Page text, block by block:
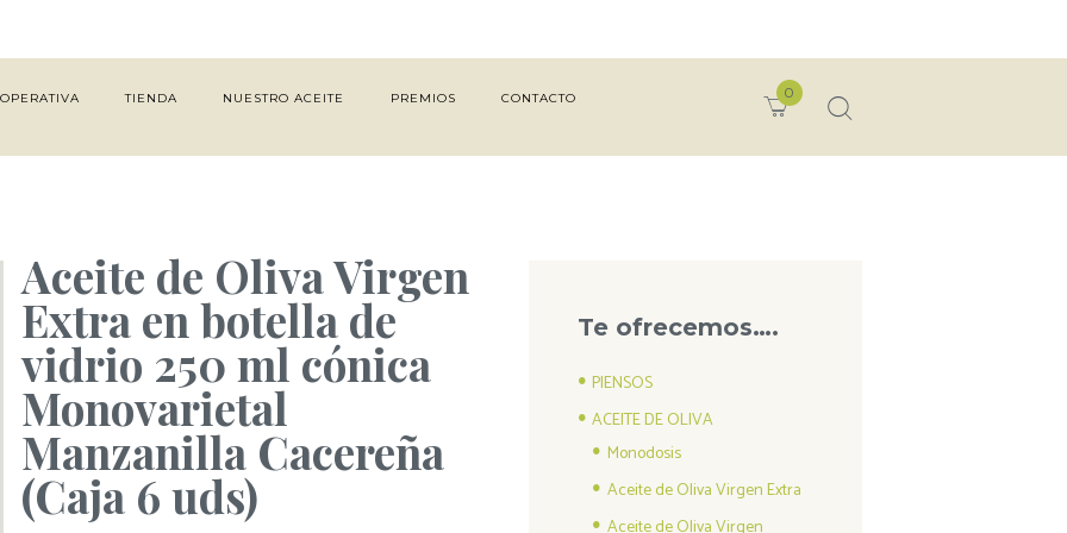
TIENDA NUESTRO ACEITE PREMIOS CONTACTO 0
Aceite de Oliva Virgen
Extra en botella de
vidrio 250 ml cónica
Monovarietal
Manzanilla Cacereña
(Caja 6 uds)
Te ofrecemos….
PIENSOS
ACEITE DE OLIVA
Monodosis
Aceite de Oliva Virgen Extra
Aceite de Oliva Virgen